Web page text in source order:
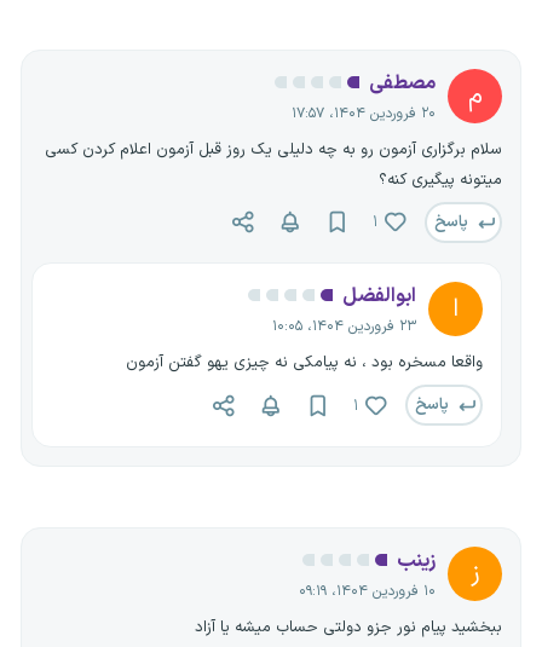
م مصطفی
۲۰ فروردین ۱۴۰۴، ۱۷:۵۷
سلام برگزاری آزمون رو به چه دلیلی یک روز قبل آزمون اعلام کردن کسی
میتونه پیگیری کنه؟
پاسخ
۱
ا ابوالفضل
۲۳ فروردین ۱۴۰۴، ۱۰:۰۵
واقعا مسخره بود ، نه پیامکی نه چیزی یهو گفتن آزمون
پاسخ
۱
ز زینب
۱۰ فروردین ۱۴۰۴، ۰۹:۱۹
ببخشید پیام نور جزو دولتی حساب میشه یا آزاد